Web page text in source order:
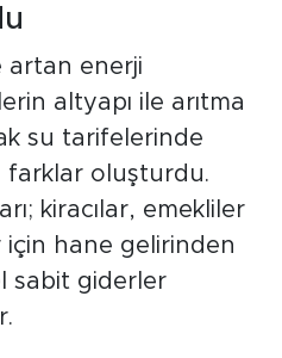
artan enerji
altyapı ile arıtma
su tarifelerinde
farklar oluşturdu.
kiracılar, emekliler
hane gelirinden
sabit giderler